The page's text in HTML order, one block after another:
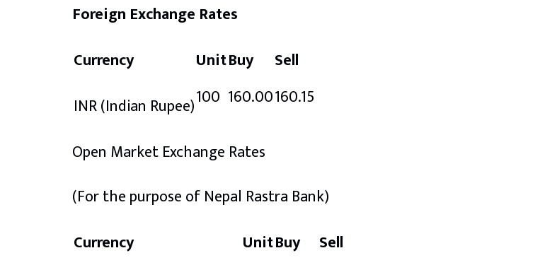
Foreign Exchange Rates
Currency
UnitBuy
Sell
INR(Indian Rupee)100 160.00160.15
Open Market Exchange Rates
(For the purpose of Nepal Rastra Bank)
Currency
UnitBuy
Sell